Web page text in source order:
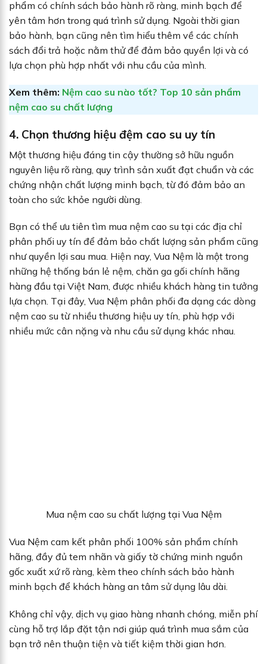
phẩm có chính sách bảo hành rõ ràng, minh bạch để
yên tâm hơn trong quá trình sử dụng. Ngoài thời gian
bảo hành, bạn cũng nên tìm hiểu thêm về các chính
sách đổi trả hoặc nằm thử để đảm bảo quyền lợi và có
lựa chọn phù hợp nhất với nhu cầu của mình.
Xem thêm: Nệm cao su nào tốt? Top 10 sản phẩm
nệm cao su chất lượng
4. Chọn thương hiệu đệm cao su uy tín
Một thương hiệu đáng tin cậy thường sở hữu nguồn
nguyên liệu rõ ràng, quy trình sản xuất đạt chuẩn và các
chứng nhận chất lượng minh bạch, từ đó đảm bảo an
toàn cho sức khỏe người dùng.
Bạn có thể ưu tiên tìm mua nệm cao su tại các địa chỉ
phân phối uy tín để đảm bảo chất lượng sản phẩm cũng
như quyền lợi sau mua. Hiện nay, Vua Nệm là một trong
những hệ thống bán lẻ nệm, chăn ga gối chính hãng
hàng đầu tại Việt Nam, được nhiều khách hàng tin tưởng
lựa chọn. Tại đây, Vua Nệm phân phối đa dạng các dòng
nệm cao su từ nhiều thương hiệu uy tín, phù hợp với
nhiều mức cân nặng và nhu cầu sử dụng khác nhau.
Mua nệm cao su chất lượng tại Vua Nệm
Vua Nệm cam kết phân phối 100% sản phẩm chính
hãng, đầy đủ tem nhãn và giấy tờ chứng minh nguồn
gốc xuất xứ rõ ràng, kèm theo chính sách bảo hành
minh bạch để khách hàng an tâm sử dụng lâu dài.
Không chỉ vậy, dịch vụ giao hàng nhanh chóng, miễn phí
cùng hỗ trợ lắp đặt tận nơi giúp quá trình mua sắm của
bạn trở nên thuận tiện và tiết kiệm thời gian hơn.